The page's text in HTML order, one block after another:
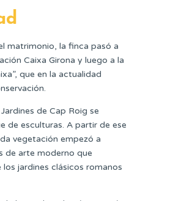
matrimonio, la finca pasó a
Caixa Girona y luego a la
que en la actualidad
de Cap Roig se
de esculturas. A partir de ese
vegetación empezó a
de arte moderno que
los jardines clásicos romanos